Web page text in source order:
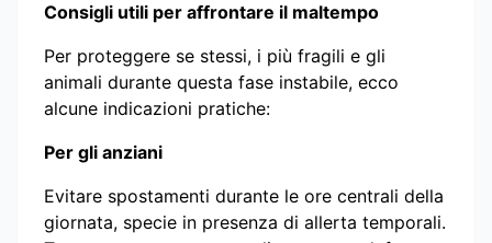
Consigli utili per affrontare il maltempo
Per proteggere se stessi, i più fragili e gli
animali durante questa fase instabile, ecco
alcune indicazioni pratiche:
Per gli anziani
Evitare spostamenti durante le ore centrali della
giornata, specie in presenza di allerta temporali.